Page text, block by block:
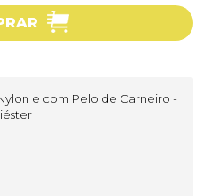
e com Pelo de Carneiro -